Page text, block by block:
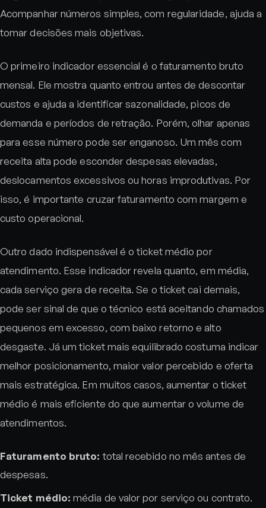
Acompanhar números simples, com regularidade, ajuda a
tomar decisões mais objetivas.
O primeiro indicador essencial é o faturamento bruto
mensal. Ele mostra quanto entrou antes de descontar
custos e ajuda a identificar sazonalidade, picos de
demanda e períodos de retração. Porém, olhar apenas
para esse número pode ser enganoso. Um mês com
receita alta pode esconder despesas elevadas,
deslocamentos excessivos ou horas improdutivas. Por
isso, é importante cruzar faturamento com margem e
custo operacional.
Outro dado indispensável é o ticket médio por
atendimento. Esse indicador revela quanto, em média,
cada serviço gera de receita. Se o ticket cai demais,
pode ser sinal de que o técnico está aceitando chamados
pequenos em excesso, com baixo retorno e alto
desgaste. Já um ticket mais equilibrado costuma indicar
melhor posicionamento, maior valor percebido e oferta
mais estratégica. Em muitos casos, aumentar o ticket
médio é mais eficiente do que aumentar o volume de
atendimentos.
Faturamento bruto: total recebido no mês antes de
despesas.
Ticket médio: média de valor por serviço ou contrato.